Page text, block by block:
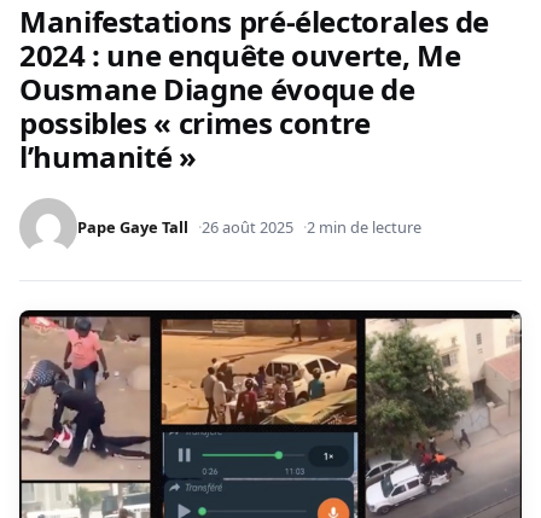
Manifestations pré-électorales de
2024 : une enquête ouverte, Me
Ousmane Diagne évoque de
possibles « crimes contre
l’humanité »
Pape Gaye Tall 26 août 2025 2 min de lecture